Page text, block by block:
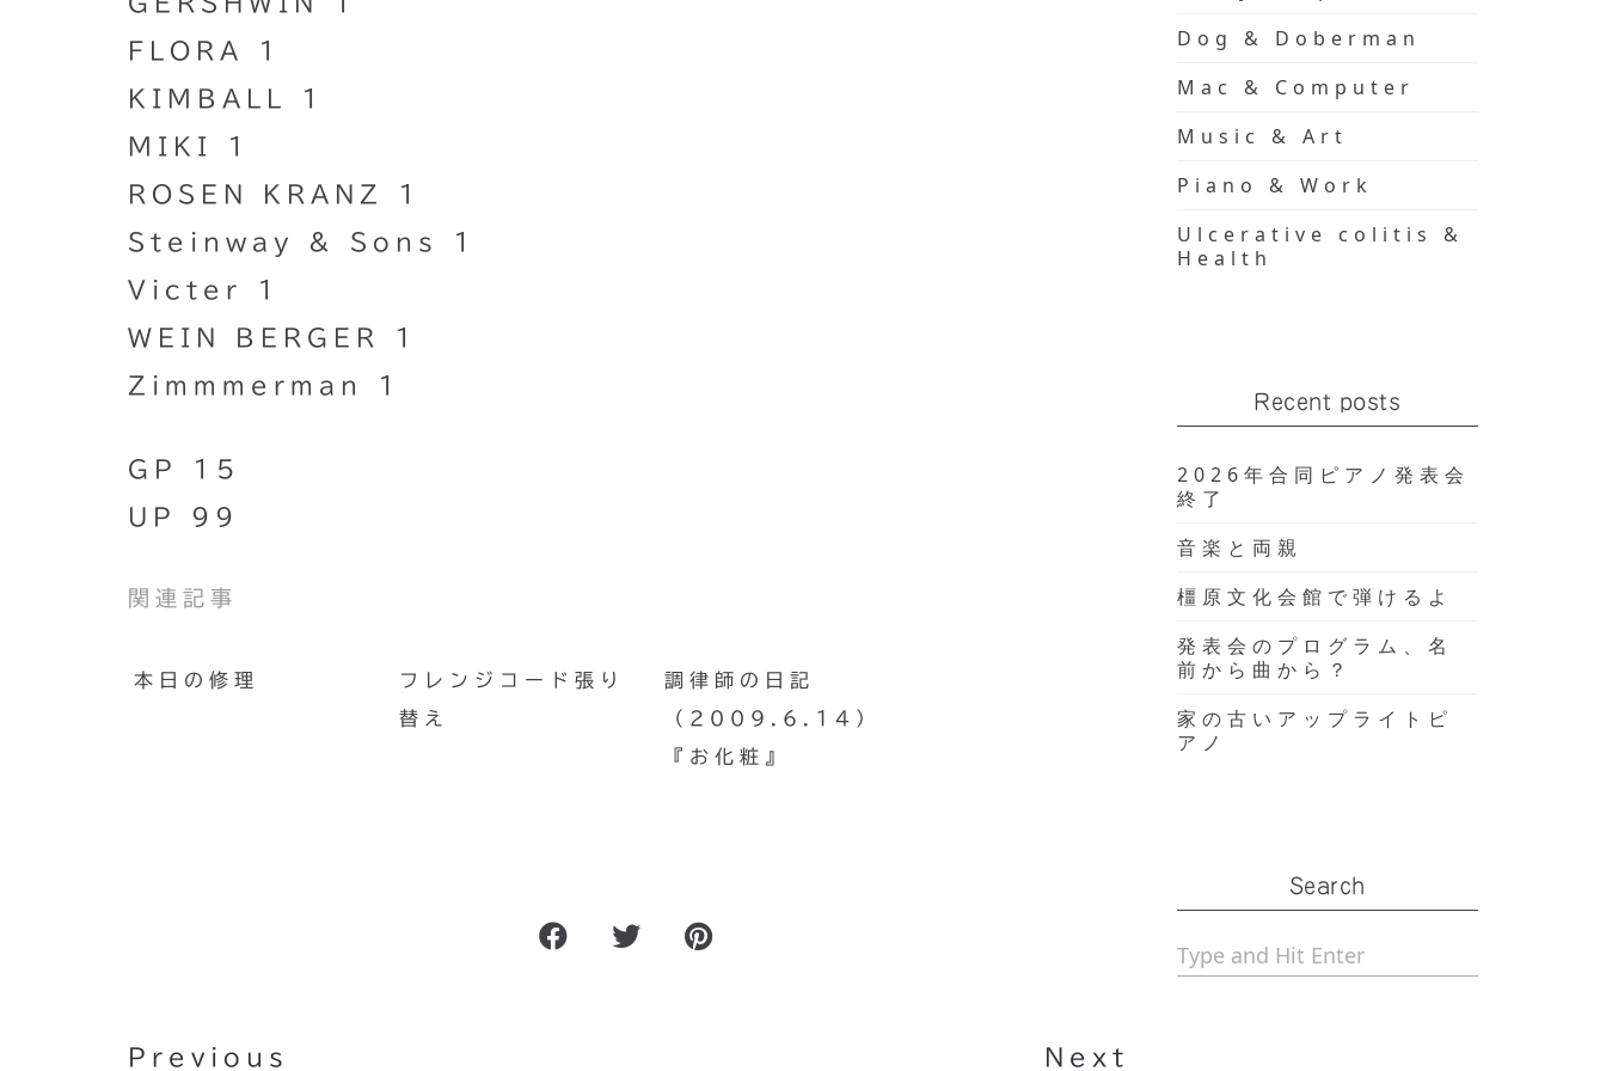
FLORA 1
KIMBALL 1
MIKI 1
ROSEN KRANZ 1
Steinway & Sons 1
Victer 1
WEIN BERGER 1
Zimmmerman 1
GP 15
UP 99
関連記事
本日の修理
フレンジコード張り
替え
調律師の日記
（2009.6.14）
『お化粧』
Previous Next
Dog & Doberman
Mac & Computer
Music & Art
Piano & Work
Ulcerative colitis &
Health
Recent posts
2026年合同ピアノ発表会
終了
音楽と両親
橿原文化会館で弾けるよ
発表会のプログラム、名
前から曲から？
家の古いアップライトピ
アノ
Search